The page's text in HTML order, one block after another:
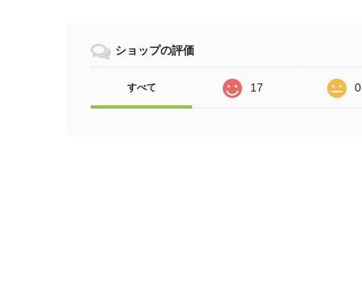
ショップの評価
すべて 17 0